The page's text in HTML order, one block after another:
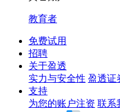
教育者
免费试用
招聘
关于盈透
实力与安全性 盈透证
支持
为您的账户注资 联系